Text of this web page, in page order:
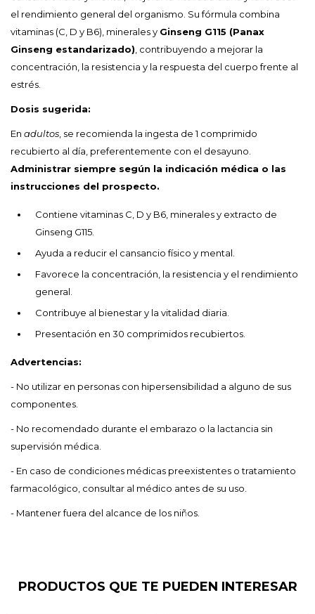
el rendimiento general del organismo. Su fórmula combina
vitaminas (C, D y B6), minerales y Ginseng G115 (Panax
Ginseng estandarizado) , contribuyendo a mejorar la
concentración, la resistencia y la respuesta del cuerpo frente al
estrés.
Dosis sugerida:
En adultos , se recomienda la ingesta de 1 comprimido
recubierto al día, preferentemente con el desayuno.
Administrar siempre según la indicación médica o las
instrucciones del prospecto.
Contiene vitaminas C, D y B6, minerales y extracto de
Ginseng G115.
Ayuda a reducir el cansancio físico y mental.
Favorece la concentración, la resistencia y el rendimiento
general.
Contribuye al bienestar y la vitalidad diaria.
Presentación en 30 comprimidos recubiertos.
Advertencias:
- No utilizar en personas con hipersensibilidad a alguno de sus
componentes.
- No recomendado durante el embarazo o la lactancia sin
supervisión médica.
- En caso de condiciones médicas preexistentes o tratamiento
farmacológico, consultar al médico antes de su uso.
- Mantener fuera del alcance de los niños.
PRODUCTOS QUE TE PUEDEN INTERESAR